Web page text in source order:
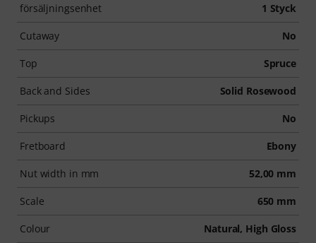
försäljningsenhet 1 Styck
Cutaway No
Top Spruce
Back and Sides Solid Rosewood
Pickups No
Fretboard Ebony
Nut width in mm 52,00 mm
Scale 650 mm
Colour Natural, High Gloss